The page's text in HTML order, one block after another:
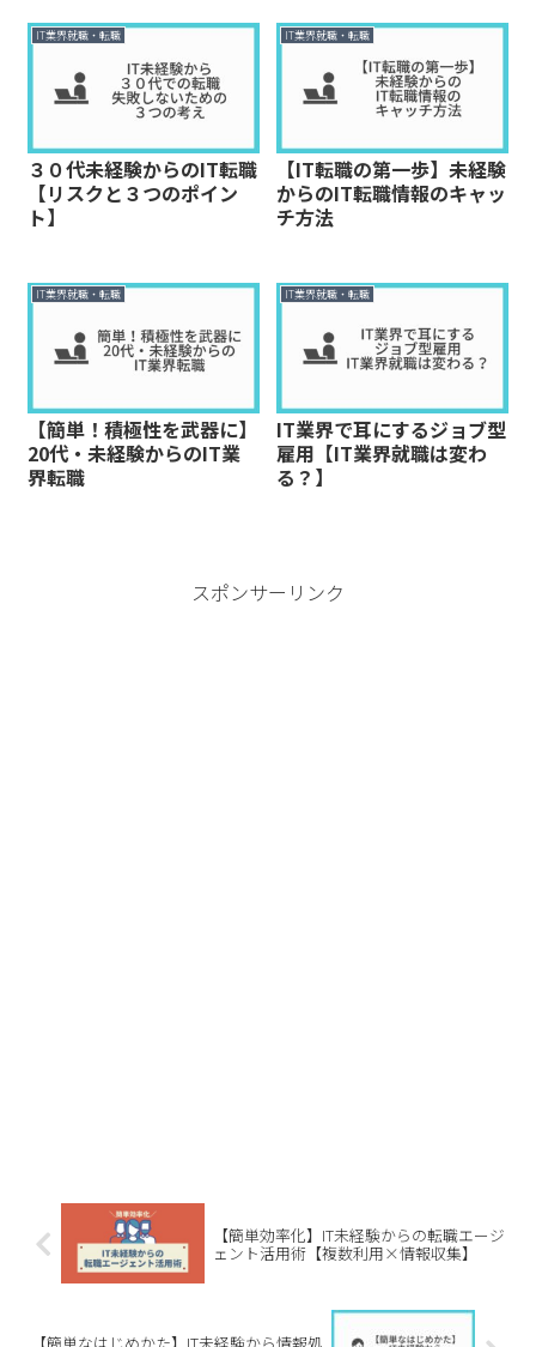
IT業界就職・転職
３０代未経験からのIT転職
【リスクと３つのポイン
ト】
IT業界就職・転職
【IT転職の第一歩】未経験
からのIT転職情報のキャッ
チ方法
IT業界就職・転職
【簡単！積極性を武器に】
20代・未経験からのIT業
界転職
IT業界就職・転職
IT業界で耳にするジョブ型
雇用【IT業界就職は変わ
る？】
スポンサーリンク
【簡単効率化】IT未経験からの転職エージ
ェント活用術【複数利用×情報収集】